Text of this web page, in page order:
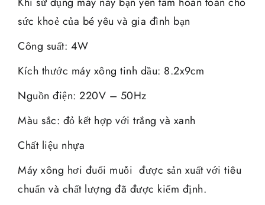
sức khoẻ của bé yêu và gia đình bạn
Công suất: 4W
Kích thước máy xông tinh dầu: 8.2x9cm
Nguồn điện: 220V – 50Hz
Màu sắc: đỏ kết hợp với trắng và xanh
Chất liệu nhựa
Máy xông hơi đuổi muỗi được sản xuất với tiêu
chuẩn và chất lượng đã được kiểm định.